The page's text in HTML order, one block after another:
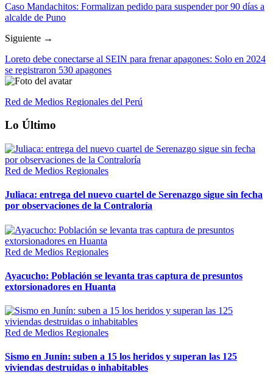
Caso Mandachitos: Formalizan pedido para suspender por 90 días a
alcalde de Puno
Siguiente →
Loreto debe conectarse al SEIN para frenar apagones: Solo en 2024
se registraron 530 apagones
Red de Medios Regionales del Perú
Lo Último
Red de Medios Regionales
Juliaca: entrega del nuevo cuartel de Serenazgo sigue sin fecha
por observaciones de la Contraloría
Red de Medios Regionales
Ayacucho: Población se levanta tras captura de presuntos
extorsionadores en Huanta
Red de Medios Regionales
Sismo en Junín: suben a 15 los heridos y superan las 125
viviendas destruidas o inhabitables